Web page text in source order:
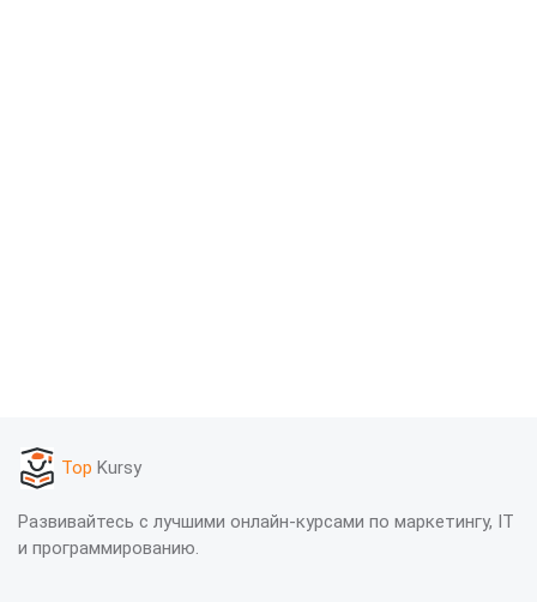
Top Kursy
Развивайтесь с лучшими онлайн-курсами по маркетингу, IT
и программированию.